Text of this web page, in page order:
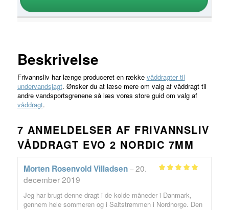
Beskrivelse
Frivannsliv har længe produceret en række våddragter til
undervandsjagt. Ønsker du at læse mere om valg af våddragt til
andre vandsportsgrenene så læs vores store guid om valg af
våddragt.
7 ANMELDELSER AF FRIVANNSLIV
VÅDDRAGT EVO 2 NORDIC 7MM
Morten Rosenvold Villadsen – 20.
december 2019
Jeg har brugt denne dragt i de kolde måneder i Danmark,
gennem hele sommeren og i Saltstrømmen i Nordnorge. Den